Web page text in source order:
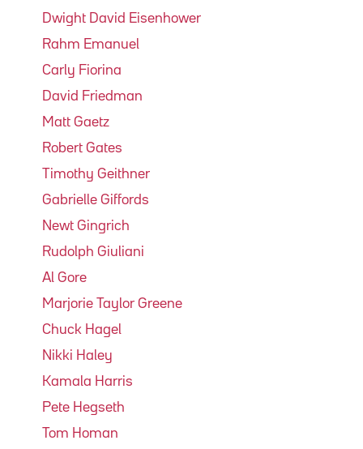
Dwight David Eisenhower
Rahm Emanuel
Carly Fiorina
David Friedman
Matt Gaetz
Robert Gates
Timothy Geithner
Gabrielle Giffords
Newt Gingrich
Rudolph Giuliani
Al Gore
Marjorie Taylor Greene
Chuck Hagel
Nikki Haley
Kamala Harris
Pete Hegseth
Tom Homan